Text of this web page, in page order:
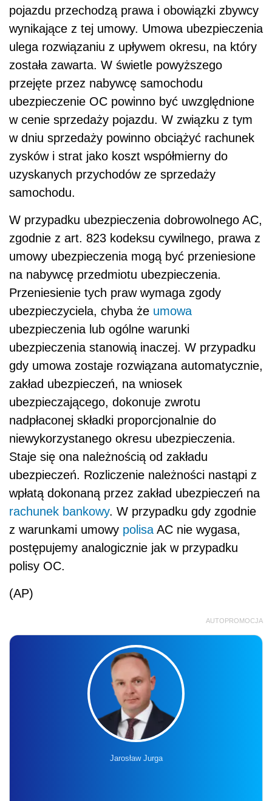
pojazdu przechodzą prawa i obowiązki zbywcy
wynikające z tej umowy. Umowa ubezpieczenia
ulega rozwiązaniu z upływem okresu, na który
została zawarta. W świetle powyższego
przejęte przez nabywcę samochodu
ubezpieczenie OC powinno być uwzględnione
w cenie sprzedaży pojazdu. W związku z tym
w dniu sprzedaży powinno obciążyć rachunek
zysków i strat jako koszt współmierny do
uzyskanych przychodów ze sprzedaży
samochodu.
W przypadku ubezpieczenia dobrowolnego AC,
zgodnie z art. 823 kodeksu cywilnego, prawa z
umowy ubezpieczenia mogą być przeniesione
na nabywcę przedmiotu ubezpieczenia.
Przeniesienie tych praw wymaga zgody
ubezpieczyciela, chyba że umowa
ubezpieczenia lub ogólne warunki
ubezpieczenia stanowią inaczej. W przypadku
gdy umowa zostaje rozwiązana automatycznie,
zakład ubezpieczeń, na wniosek
ubezpieczającego, dokonuje zwrotu
nadpłaconej składki proporcjonalnie do
niewykorzystanego okresu ubezpieczenia.
Staje się ona należnością od zakładu
ubezpieczeń. Rozliczenie należności nastąpi z
wpłatą dokonaną przez zakład ubezpieczeń na
rachunek bankowy. W przypadku gdy zgodnie
z warunkami umowy polisa AC nie wygasa,
postępujemy analogicznie jak w przypadku
polisy OC.
(AP)
AUTOPROMOCJA
Jarosław Jurga